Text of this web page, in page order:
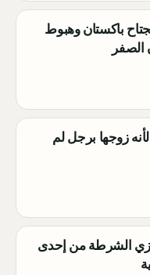
باكستان وهبوط
الصفر
زوجها برجل لم
الشرطة من إحدى